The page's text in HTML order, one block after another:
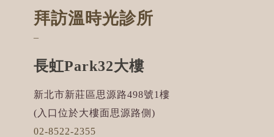
拜訪溫時光診所
¯
長虹Park32大樓
新北市新莊區思源路498號1樓
(入口位於大樓面思源路側)
02-8522-2355